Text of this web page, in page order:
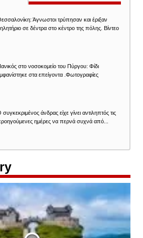
Άγνωστοι τρύπησαν και έριξαν
σε δέντρα στο κέντρο της πόλης. Βίντεο
στο νοσοκομείο του Πύργου: Φίδι
στα επείγοντα .Φωτογραφίες
συγκεκριμένος άνδρας είχε γίνει αντιληπτός τις
ημέρες να περνά συχνά από...